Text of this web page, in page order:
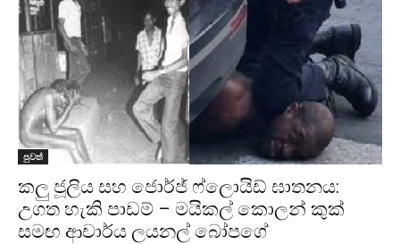
පුවත්
කලු ජූලිය සහ ජොර්ජ් ෆ්ලොයිඩ් ඝාතනය:
උගත හැකි පාඩම් – මයිකල් කොලන් කුක්
සමඟ ආචාර්ය ලයනල් බෝපගේ